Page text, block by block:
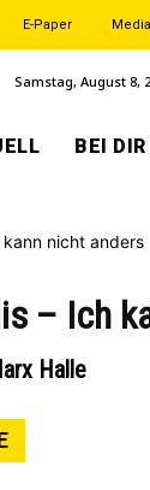
E-Paper
Samstag, August 8,
BEI
– Ich
Halle